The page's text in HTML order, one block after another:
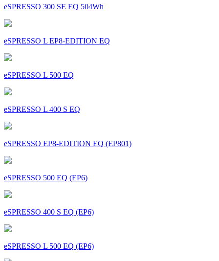
eSPRESSO 300 SE EQ 504Wh
eSPRESSO L EP8-EDITION EQ
eSPRESSO L 500 EQ
eSPRESSO L 400 S EQ
eSPRESSO EP8-EDITION EQ (EP801)
eSPRESSO 500 EQ (EP6)
eSPRESSO 400 S EQ (EP6)
eSPRESSO L 500 EQ (EP6)